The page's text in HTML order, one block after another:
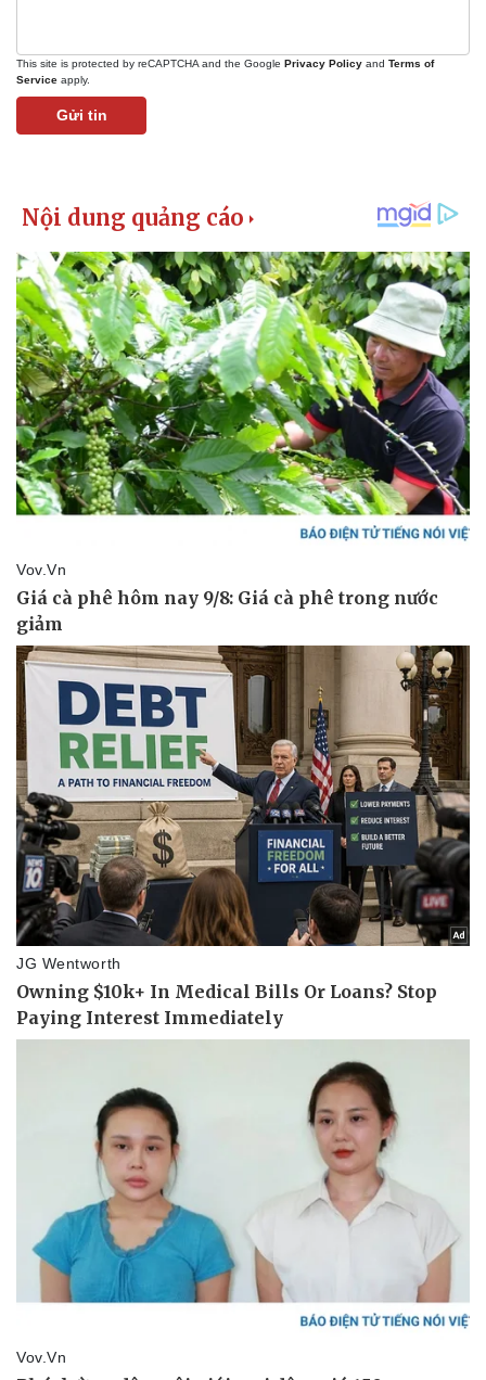
Kinh tế
Bất động sản
Khởi nghiệp
Thị trường
Giá vàng
Tiêu dùng
Tỷ giá
Chứng khoán
Giá cà phê
This site is protected by reCAPTCHA and the Google Privacy Policy and Terms of
Service apply.
Gửi tin